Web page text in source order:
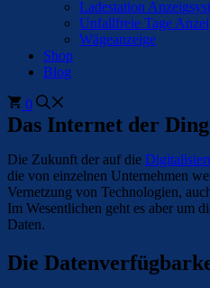
Ladestation
Unfallfreie Tage
Wägeanzeige
Shop
Blog
0
Das Internet der
Die Zukunft der auf die
die von einzelnen Unternehmen
Vernetzung von Technologien,
Im Wesentlichen geht es aber um
Daten.
Die